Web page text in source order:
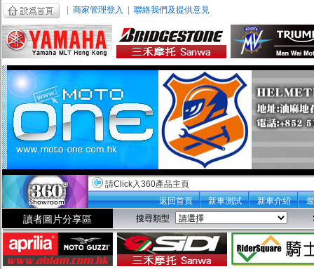
商家管理登入 聯絡我們及提供意見
請Click入360產品主頁
返回首頁
新車測試 新車介紹
讀者圖片分享區 搜尋類型